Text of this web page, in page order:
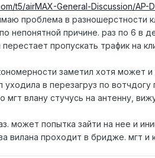
t5/airMAX-General-Discussion/
проблема в разношерстности
непонятной причине. раз по 6 в
пропускать трафик на
заметил хотя может и
уходила в перезагруз по вотчдогу
мгт влану стучусь на антенну,
может попытка зайти на нее и
вилана проходит в бридже. мгт и